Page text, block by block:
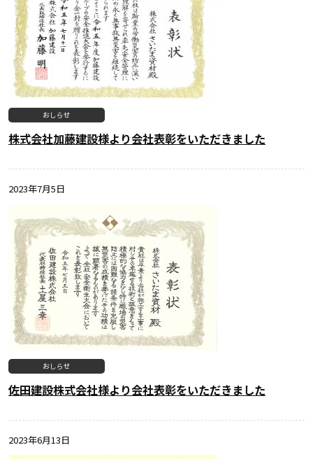
株式会社加藤建設様より会社表彰をいただきました
おしらせ
2023年7月5日
佐田建設株式会社様より会社表彰をいただきました
おしらせ
2023年6月13日